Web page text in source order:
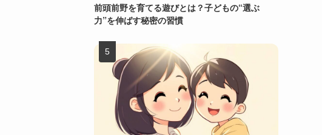
前頭前野を育てる遊びとは？子どもの“選ぶ
力”を伸ばす秘密の習慣